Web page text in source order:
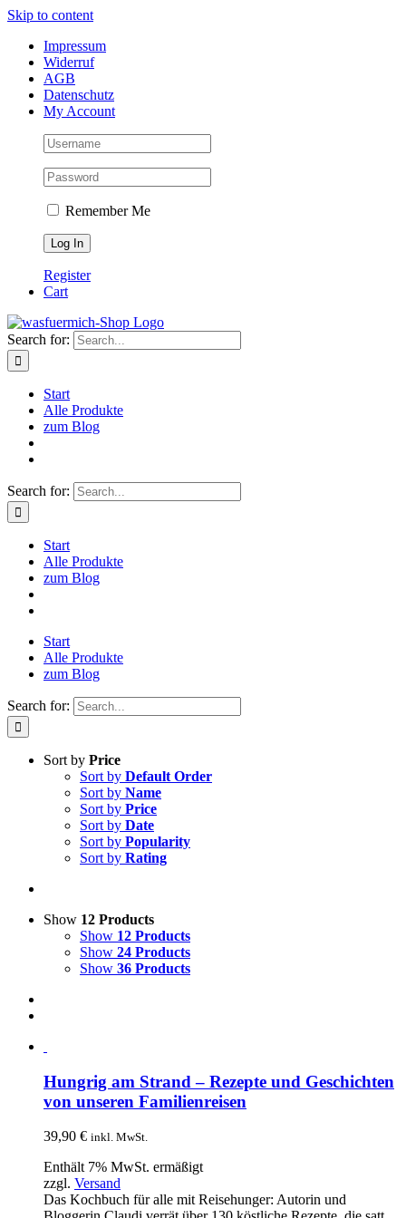
Skip to content
Impressum
Widerruf
AGB
Datenschutz
My Account
Remember Me
Register
Cart
Search for:
Start
Alle Produkte
zum Blog
Search for:
Start
Alle Produkte
zum Blog
Start
Alle Produkte
zum Blog
Search for:
Sort by Price
Sort by Default Order
Sort by Name
Sort by Price
Sort by Date
Sort by Popularity
Sort by Rating
Show 12 Products
Show 12 Products
Show 24 Products
Show 36 Products
Hungrig am Strand – Rezepte und Geschichten
von unseren Familienreisen
39,90 € inkl. MwSt.
Enthält 7% MwSt. ermäßigt
zzgl. Versand
Das Kochbuch für alle mit Reisehunger: Autorin und